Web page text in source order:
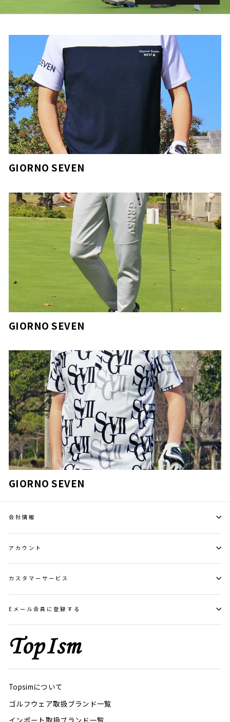
GIORNO SEVEN
GIORNO SEVEN
GIORNO SEVEN
会社情報
アカウント
カスタマーサービス
Eメール会員に登録する
Topsimについて
ゴルフウェア取扱ブランド一覧
インポート取扱ブランド一覧